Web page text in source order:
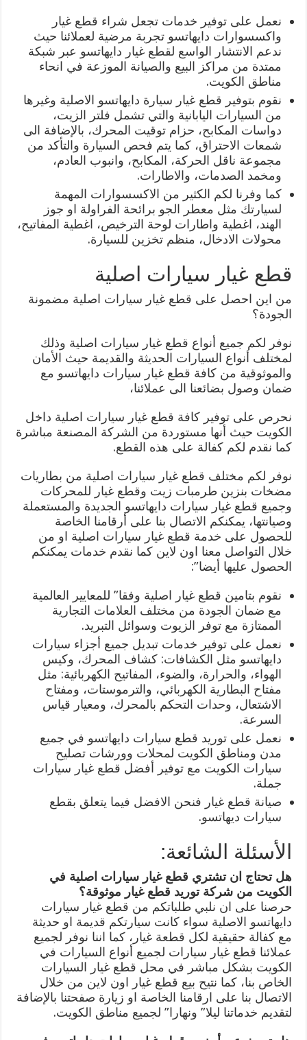
نعمل على توفير خدمات تجعل شراء قطع غيار
واكسسوارات دايهاتسو تجربة مرضية لعملائنا حيث
ندعم الانتشار الواسع لقطع غيار دايهاتسو عبر شبكة
ممتدة من مراكز البيع والصيانة الموزعة في انحاء
مناطق الكويت.
نقوم بتوفير قطع غيار سيارة دايهاتسو الاصلية وغيرها
من السيارات اليابانية والتي تشمل فلتر الزيت،
دواسات المكابح، حزام توقيت المحرك، بالإضافة الى
شمعات الاحتراق، كما يتم فحص السيارة والتأكد من
مجموعة ناقل الحركة، المكابح، وانبوب العادم،
ومخمد الصدمات، والاطارات.
كما وفرنا لكم الكثير من الاكسسوارات المهمة
لسيارتك مثل معطر الجو برائحة الفراولة او جوز
الهند، اغطية واطارات لوحة الترخيص، اغطية المفاتيح،
محولات الادخال، منظم تخزين للسيارة.
قطع غيار سيارات اصلية
من اين احصل على قطع غيار سيارات اصلية مضمونة
الجودة؟
نوفر لكم جميع أنواع قطع غيار سيارات اصلية وذلك
لمختلف أنواع السيارات الحديثة والقديمة حيث الأمان
والموثوقية من كافة قطع غيار سيارات دايهاتسو مع
ضمان وصول بضائعنا الى عملائنا،
نحرص على توفير كافة قطع غيار سيارات اصلية داخل
الكويت حيث أنها مستوردة من الشركة المصنعة مباشرة
كما نقدم لكم كفالة على هذه القطع.
نوفر لكم مختلف قطع غيار سيارات اصلية من بطاريات
مضخات بنزين طرمبات زيت وقطع غيار للمحركات
وجميع قطع غيار سيارات دايهاتسو الجديدة والمستعملة
وصيانتها، يمكنكم الاتصال بنا على أرقامنا الخاصة
للحصول على خدمة قطع غيار سيارات اصلية او من
خلال التواصل معنا اون لاين كما نقدم خدمات يمكنكم
الحصول عليها أيضا”:
نقوم بتامين قطع غيار اصلية وفقا” للمعايير العالمية
مع ضمان الجودة من مختلف العلامات التجارية
الممتازة مع توفر الزيوت وسوائل التبريد.
نعمل على توفير خدمات تبديل جميع أجزاء سيارات
دايهاتسو مثل الكشافات: كشاف المحرك، وكيس
الهواء، والحرارة، والضوء، المفاتيح الكهربائية: مثل
مفتاح البطارية الكهربائي، والترموستات، ومفتاح
الاشتعال، وحدات التحكم بالمحرك، ومعيار قياس
السرعة.
نعمل على توريد قطع سيارات دايهاتسو في جميع
مدن ومناطق الكويت لمحلات وورشات تصليح
سيارات الكويت مع توفير أفضل قطع غيار سيارات
جملة.
صيانة قطع غيار فنحن الافضل فيما يتعلق بقطع
سيارات ديهاتسو.
الأسئلة الشائعة:
هل تحتاج ان تشتري قطع غيار سيارات اصلية في
الكويت من شركة توريد قطع غيار موثوقة؟
حرصنا على ان نلبي طلباتكم من قطع غيار سيارات
دايهاتسو الاصلية سواء كانت سيارتكم قديمة او حديثة
مع كفالة حقيقية لكل قطعة غيار، كما اننا نوفر لجميع
عملائنا قطع غيار سيارات لجميع أنواع السيارات في
الكويت بشكل مباشر في محل قطع غيار السيارات
الخاص بنا، كما نتيح بيع قطع غيار اون لاين من خلال
الاتصال بنا على ارقامنا الخاصة او زيارة صفحتنا بالإضافة
لتقديم خدماتنا ليلا” ونهارا” لجميع مناطق الكويت.